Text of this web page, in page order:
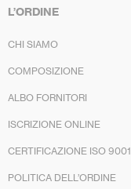
L’ORDINE
CHI SIAMO
COMPOSIZIONE
ALBO FORNITORI
ISCRIZIONE ONLINE
CERTIFICAZIONE ISO 9001
POLITICA DELL’ORDINE